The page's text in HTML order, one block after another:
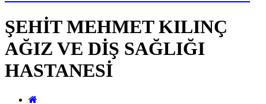
ŞEHİT MEHMET KILINÇ
AĞIZ VE DİŞ SAĞLIĞI
HASTANESİ